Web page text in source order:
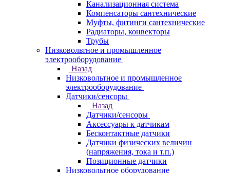
Канализационная система
Компенсаторы сантехнические
Муфты, фитинги сантехнические
Радиаторы, конвекторы
Трубы
Низковольтное и промышленное
электрооборудование
Назад
Низковольтное и промышленное
электрооборудование
Датчики/сенсоры
Назад
Датчики/сенсоры
Аксессуары к датчикам
Бесконтактные датчики
Датчики физических величин
(напряжения, тока и т.п.)
Позиционные датчики
Низковольтное оборудование